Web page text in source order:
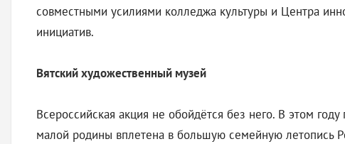
совместными усилиями колледжа культуры и Центра
инициатив.
Вятский художественный музей
Всероссийская акция не обойдётся без него. В этом
малой родины вплетена в большую семейную летопись